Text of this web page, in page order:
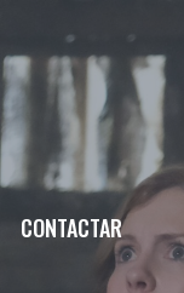
CONTACTAR